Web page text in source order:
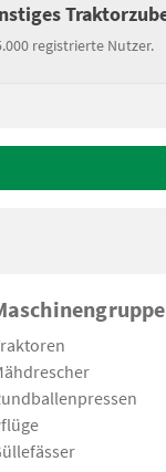
registrierte Nutzer.